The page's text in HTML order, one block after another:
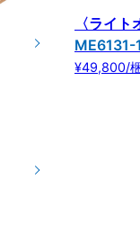
〈ライト
ME6131-
¥49,800/